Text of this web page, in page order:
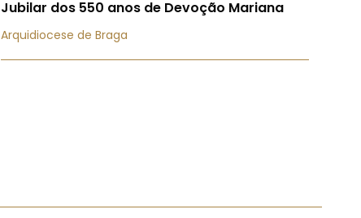
Jubilar dos 550 anos de Devoção Mariana
Arquidiocese de Braga